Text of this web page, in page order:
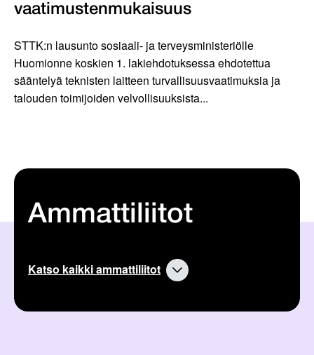
vaatimustenmukaisuus
STTK:n lausunto sosiaali- ja terveysministeriölle
Huomionne koskien 1. lakiehdotuksessa ehdotettua
sääntelyä teknisten laitteen turvallisuusvaatimuksia ja
talouden toimijoiden velvollisuuksista...
Ammattiliitot
Katso kaikki ammattiliitot